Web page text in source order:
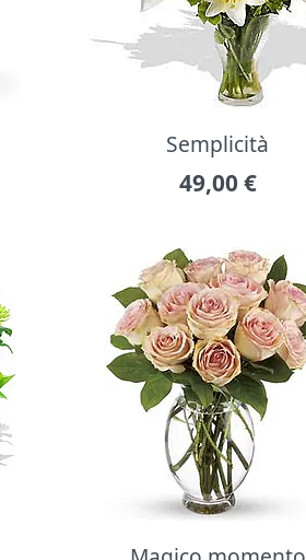
Semplicità
49,00 €